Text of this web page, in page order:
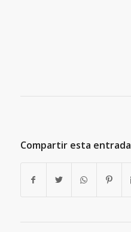
Compartir esta entrada